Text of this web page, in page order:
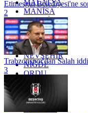
MALATYA
MANİSA
MARDİN
MERSİN
MUĞLA
MUŞ
NEVŞEHİR
NİĞDE
ORDU
OSMANİYE
RİZE
SAKARYA
Etimesgut Belediyesi'ne
2
Trabzonspor'dan Salah
3